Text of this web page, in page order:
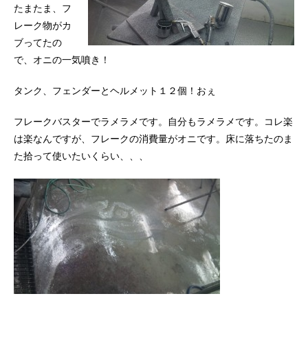
たまたま、フ
レーク物がカ
ブってたの
で、オニの一気噴き！
タンク、フェンダーとヘルメット１２個！おぇ
フレークバスターでラメラメです。自分もラメラメです。コレ楽
は楽なんですが、フレークの消費量がオニです。床に落ちたのま
た拾って使いたいくらい、、、